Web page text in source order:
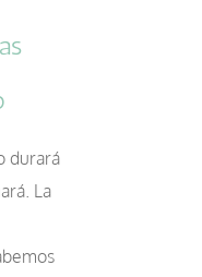
durará
La